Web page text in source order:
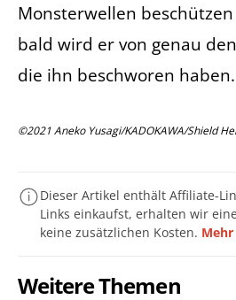
Monsterwellen
bald wird er von genau
die ihn beschworen haben.
©2021 Aneko Yusagi/KADOKAWA/Shield
Dieser Artikel enthält Affiliate-
Links einkaufst, erhalten wir
keine zusätzlichen Kosten. Mehr
Weitere Themen